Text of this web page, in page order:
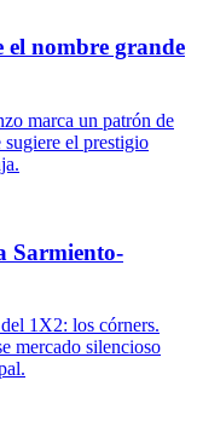
el nombre grande
marca un patrón de
el prestigio
Sarmiento-
1X2: los córners.
mercado silencioso